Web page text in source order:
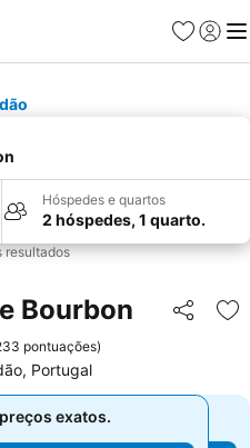
Favoritos
Iniciar
Hóspedes e quartos
2 hóspedes, 1 quarto.
resultados
Bourbon Partilhar
pontuações)
Portugal
exatos.
exatos.